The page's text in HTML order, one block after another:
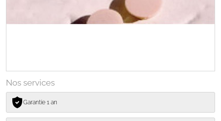
Nos services
Garantie 1 an